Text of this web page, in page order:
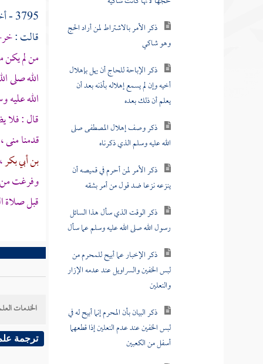
ذكر الأمر بالاشتراط لمن أراد الحج
وهو شاكي
ذكر الإباحة للحاج أن يهل بإهلال
أخيه وإن لم يسمع إهلاله بأذنه بعد أن
يعلم أن ذلك بعده
ذكر وصف إهلال المصطفى صلى
الله عليه وسلم الذي ذكرناه
ذكر الأمر لمن أحرم في قميصه أن
ينزعه نزعا ضد قول من أمر بشقه
ذكر الوقت الذي سأل هذا السائل
رسول الله صلى الله عليه وسلم عما سأل
ذكر الإخبار عما أبيح للمحرم من
لبس الخفين والسراويل عند عدمه الإزار
والنعلين
ذكر البيان بأن المحرم إنما أبيح له في
لبس الخفين عند عدم النعلين إذا قطعهما
أسفل من الكعبين
ذكر نفي الحرج عن لابس الخفين
3795 - أخبرنا
قالت :
من لم
الله صلى
الله
قال : فلا
قدمنامنى
بن أبي بكر
وفرغت من
قبل صلاة
الخدمات
ترجمة